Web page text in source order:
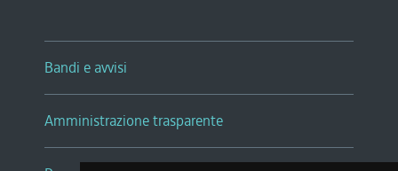
Bandi e avvisi
Amministrazione trasparente